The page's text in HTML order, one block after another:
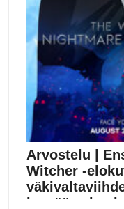
Arvostelu |
Witcher -
kestää vain